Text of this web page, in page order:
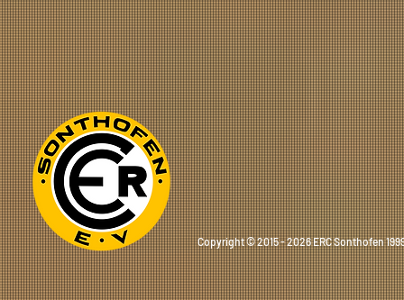
Copyright © 2015 - 2026 ERC Sonthofen